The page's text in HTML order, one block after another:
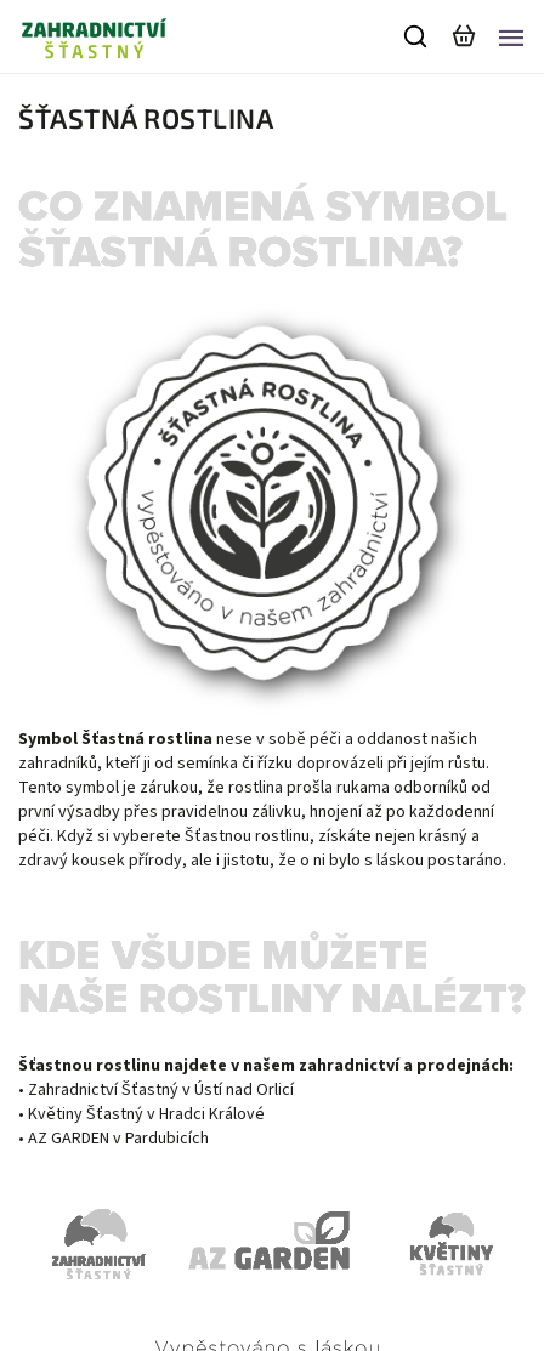
ŠŤASTNÁ ROSTLINA
Symbol Šťastná rostlina nese v sobě péči a oddanost našich
zahradníků, kteří ji od semínka či řízku doprovázeli při jejím růstu.
Tento symbol je zárukou, že rostlina prošla rukama odborníků od
první výsadby přes pravidelnou zálivku, hnojení až po každodenní
péči. Když si vyberete Šťastnou rostlinu, získáte nejen krásný a
zdravý kousek přírody, ale i jistotu, že o ni bylo s láskou postaráno.
Šťastnou rostlinu najdete v našem zahradnictví a prodejnách:
• Zahradnictví Šťastný v Ústí nad Orlicí
• Květiny Šťastný v Hradci Králové
• AZ GARDEN v Pardubicích